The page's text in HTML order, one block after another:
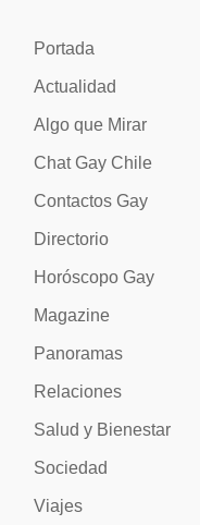
Portada
Actualidad
Algo que Mirar
Chat Gay Chile
Contactos Gay
Directorio
Horóscopo Gay
Magazine
Panoramas
Relaciones
Salud y Bienestar
Sociedad
Viajes